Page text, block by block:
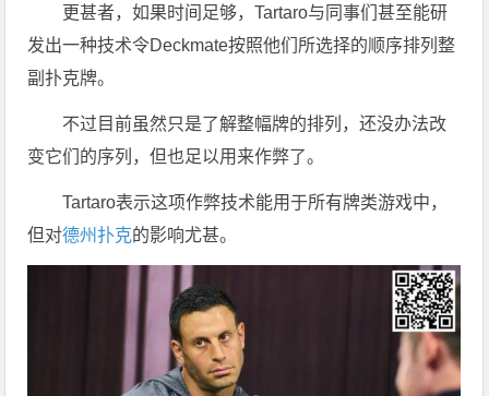
更甚者，如果时间足够，Tartaro与同事们甚至能研
发出一种技术令Deckmate按照他们所选择的顺序排列整
副扑克牌。
不过目前虽然只是了解整幅牌的排列，还没办法改
变它们的序列，但也足以用来作弊了。
Tartaro表示这项作弊技术能用于所有牌类游戏中，
但对德州扑克的影响尤甚。